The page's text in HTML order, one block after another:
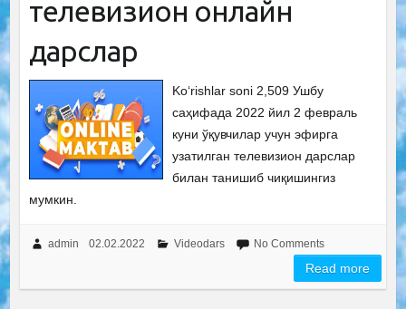
телевизион онлайн
дарслар
Ko‘rishlar soni 2,509 Ушбу
саҳифада 2022 йил 2 февраль
куни ўқувчилар учун эфирга
узатилган телевизион дарслар
билан танишиб чиқишингиз
мумкин.
admin 02.02.2022 Videodars No Comments
Read more